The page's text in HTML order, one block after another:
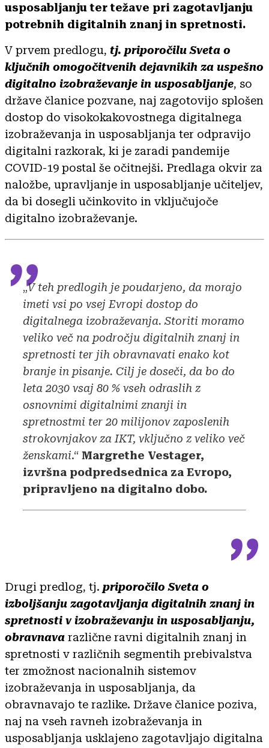
usposabljanju ter težave pri zagotavljanju
potrebnih digitalnih znanj in spretnosti.
V prvem predlogu, tj. priporočilu Sveta o
ključnih omogočitvenih dejavnikih za uspešno
digitalno izobraževanje in usposabljanje, so
države članice pozvane, naj zagotovijo splošen
dostop do visokokakovostnega digitalnega
izobraževanja in usposabljanja ter odpravijo
digitalni razkorak, ki je zaradi pandemije
COVID-19 postal še očitnejši. Predlaga okvir za
naložbe, upravljanje in usposabljanje učiteljev,
da bi dosegli učinkovito in vključujoče
digitalno izobraževanje.
„V teh predlogih je poudarjeno, da morajo
imeti vsi po vsej Evropi dostop do
digitalnega izobraževanja. Storiti moramo
veliko več na področju digitalnih znanj in
spretnosti ter jih obravnavati enako kot
branje in pisanje. Cilj je doseči, da bo do
leta 2030 vsaj 80 % vseh odraslih z
osnovnimi digitalnimi znanji in
spretnostmi ter 20 milijonov zaposlenih
strokovnjakov za IKT, vključno z veliko več
ženskami.“ Margrethe Vestager,
izvršna podpredsednica za Evropo,
pripravljeno na digitalno dobo.
Drugi predlog, tj. priporočilo Sveta o
izboljšanju zagotavljanja digitalnih znanj in
spretnosti v izobraževanju in usposabljanju,
obravnava različne ravni digitalnih znanj in
spretnosti v različnih segmentih prebivalstva
ter zmožnost nacionalnih sistemov
izobraževanja in usposabljanja, da
obravnavajo te razlike. Države članice poziva,
naj na vseh ravneh izobraževanja in
usposabljanja usklajeno zagotavljajo digitalna